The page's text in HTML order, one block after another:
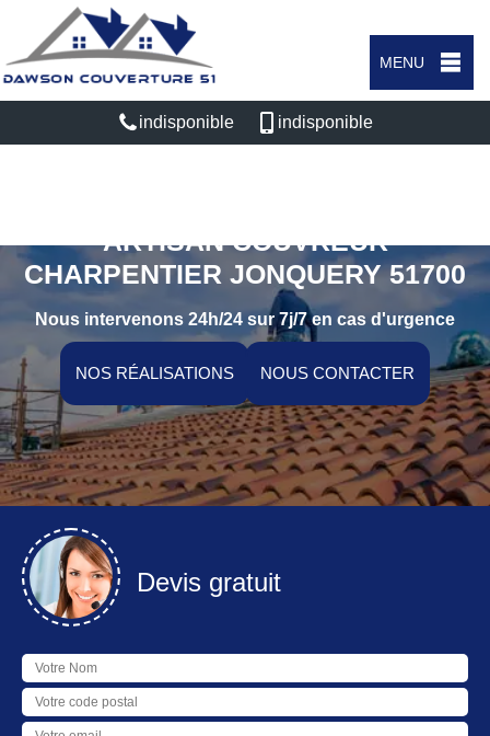
MENU
indisponible indisponible
ARTISAN COUVREUR
CHARPENTIER JONQUERY 51700
Nous intervenons 24h/24 sur 7j/7 en cas d'urgence
NOS RÉALISATIONS NOUS CONTACTER
Devis gratuit